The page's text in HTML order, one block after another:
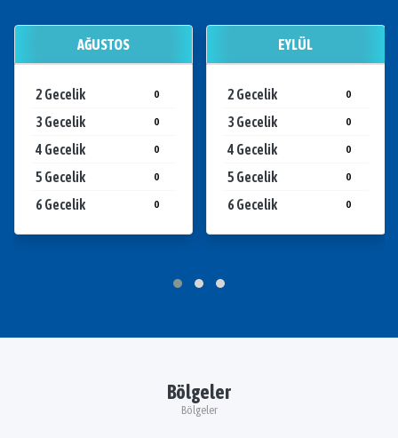
AĞUSTOS
2 Gecelik 0
3 Gecelik 0
4 Gecelik 0
5 Gecelik 0
6 Gecelik 0
EYLÜL
2 Gecelik 0
3 Gecelik 0
4 Gecelik 0
5 Gecelik 0
6 Gecelik 0
Bölgeler
Bölgeler